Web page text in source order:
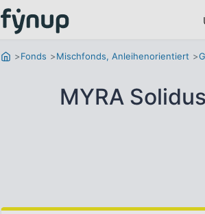
Fonds Mischfonds, Anleihenorientiert
MYRA